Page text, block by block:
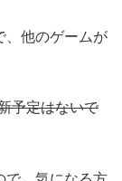
、他のゲームが
予定はないで